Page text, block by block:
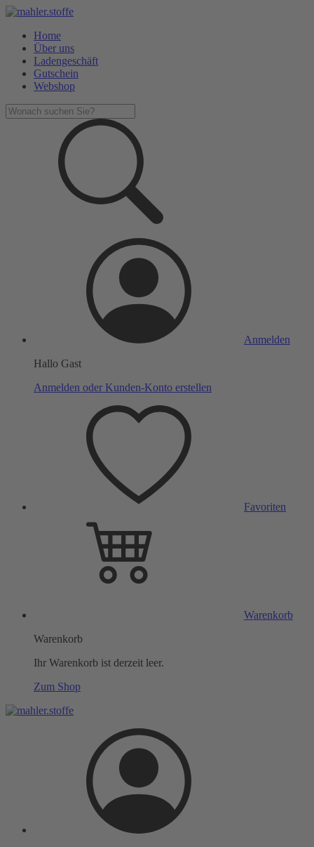
Home
Über uns
Ladengeschäft
Gutschein
Webshop
Anmelden
Hallo Gast
Anmelden oder Kunden-Konto erstellen
Favoriten
Warenkorb
Warenkorb
Ihr Warenkorb ist derzeit leer.
Zum Shop